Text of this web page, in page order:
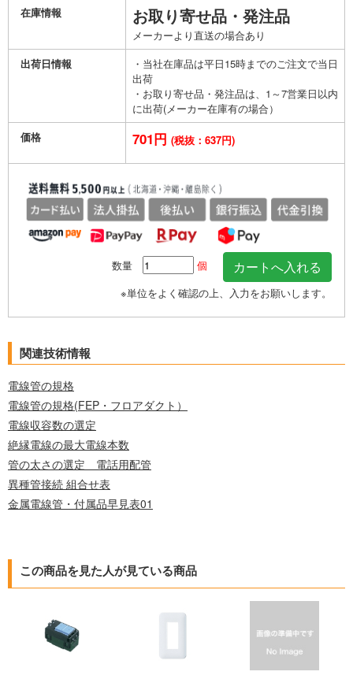
在庫情報
お取り寄せ品・発注品
メーカーより直送の場合あり
出荷日情報
・当社在庫品は平日15時までのご注文で当日
出荷
・お取り寄せ品・発注品は、1～7営業日以内
に出荷(メーカー在庫有の場合）
価格
701円 (税抜：637円)
数量
個
※単位をよく確認の上、入力をお願いします。
関連技術情報
電線管の規格
電線管の規格(FEP・フロアダクト）
電線収容数の選定
絶縁電線の最大電線本数
管の太さの選定 電話用配管
異種管接続 組合せ表
金属電線管・付属品早見表01
この商品を見た人が見ている商品